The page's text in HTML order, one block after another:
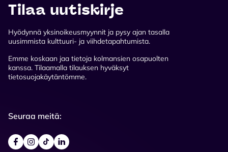
Tilaa uutiskirje
Hyödynnä yksinoikeusmyynnit ja pysy ajan tasalla
uusimmista kulttuuri- ja viihdetapahtumista.
Emme koskaan jaa tietoja kolmansien osapuolten
kanssa. Tilaamalla tilauksen hyväksyt
tietosuojakäytäntömme.
Seuraa meitä: